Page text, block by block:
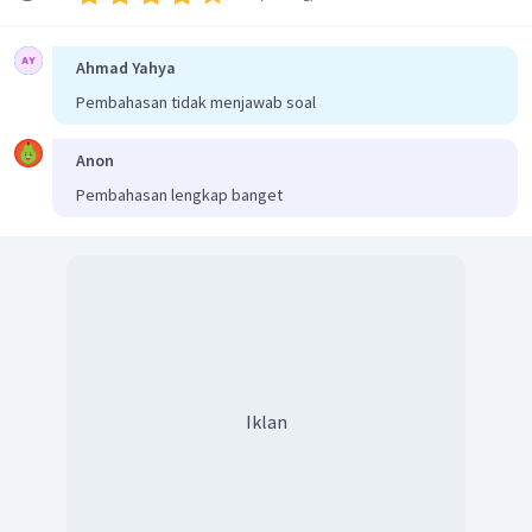
Ahmad Yahya
Pembahasan tidak menjawab soal
Anon
Pembahasan lengkap banget
Iklan